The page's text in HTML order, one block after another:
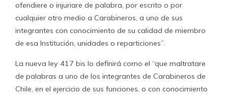
ofendiere o injuriare de palabra, por escrito o por
cualquier otro medio a Carabineros, a uno de sus
integrantes con conocimiento de su calidad de miembro
de esa Institución, unidades o reparticiones”.
La nueva ley 417 bis lo definirá como el “que maltratare
de palabras a uno de los integrantes de Carabineros de
Chile, en el ejercicio de sus funciones, o con conocimiento